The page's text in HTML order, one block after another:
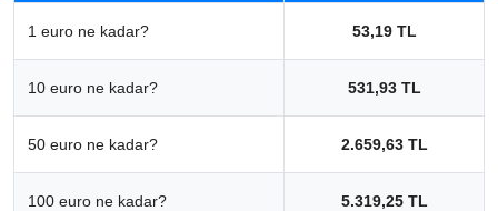
1 euro ne kadar? 53,19 TL
10 euro ne kadar? 531,93 TL
50 euro ne kadar? 2.659,63 TL
100 euro ne kadar? 5.319,25 TL